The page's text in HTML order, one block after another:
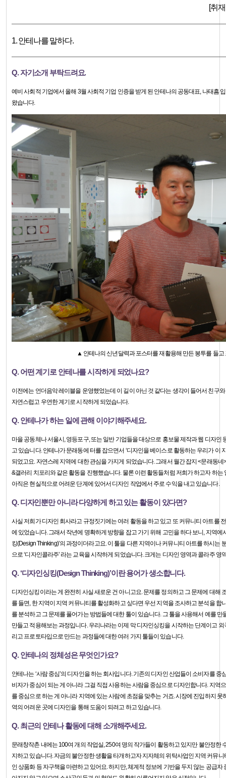
[취
1. 안테나를 말하다.
Q. 자기소개 부탁드려요.
예비 사회적 기업에서 올해 3월 사회적 기업 인증을 받게 된 안테나의 공동대표, 나태흠
왔습니다.
▲ 안테나의 신년달력과 포스터를 재활용해 만든 봉투를 들
Q. 어떤 계기로 안테나를 시작하게 되었나요?
이전에는 언더음악 레이블을 운영했었는데 이 길이 아닌 것 같다는 생각이 들어서 친구와
자연스럽고 우연한 계기로 시작하게 되었습니다.
Q. 안테나가 하는 일에 관해 이야기해주세요.
마을 공동체나 서울시, 영등포구, 또는 일반 기업들을 대상으로 홍보물 제작과 웹 디자인
고 있습니다. 안테나가 문래동에 터를 잡으면서 ‘디자인을 베이스로 활동하는 우리가 이
되었고요. 자연스레 지역에 대한 관심을 가지게 되었습니다. 그래서 월간 잡지 <문래동
&갤러리 치포리와 같은 활동을 진행했습니다. 물론 이런 활동들처럼 저희가 하고자 하는
아직은 현실적으로 어려운 단계에 있어서 디자인 작업에서 주로 수익을 내고 있습니다.
Q. 디자인뿐만 아니라 다양하게 하고 있는 활동이 있다면?
사실 저희가 디자인 회사라고 규정짓기에는 여러 활동을 하고 있고 또 커뮤니티 아트를
에 있었습니다. 그래서 작년에 명확하게 방향을 잡고 가기 위해 고민을 하다 보니, 지역에
킹(Design Thinking)’의 과정이더라고요. 이 툴을 다른 지역이나 커뮤니티 아트를 하시는
으로 ‘디자인콜라주’ 라는 교육을 시작하게 되었습니다. 크게는 디자인 영역과 콜라주 영
Q. ‘디자인싱킹(Design Thinking)’이란 용어가 생소합니다.
디자인싱킹이라는 게 완전히 사실 새로운 건 아니고요. 문제를 정의하고 그 문제에 대해
를 들면, 한 지역이 지역 커뮤니티를 활성화하고 싶다면 우선 지역을 조사하고 분석을 합
를 분석하고 그 문제를 풀어가는 방법들에 대한 툴이 있습니다. 그 툴을 사용해서 예를
만들고 적용해보는 과정입니다. 우리나라는 이제 막 디자인싱킹을 시작하는 단계이고
리고 프로토타입으로 만드는 과정들에 대한 여러 가지 툴들이 있습니다.
Q. 안테나의 정체성은 무엇인가요?
안테나는 ‘사람 중심’의 디자인을 하는 회사입니다. 기존의 디자인 산업들이 소비자를
비자가 중심이 되는 게 아니라 그걸 직접 사용하는 사람을 중심으로 디자인합니다. 지역
를 중심으로 하는 게 아니라 지역에 있는 사람에 초점을 맞추는 거죠. 시장에 진입하지 못
역의 어려운 곳에 디자인을 통해 도움이 되려고 하고 있습니다.
Q. 최근의 안테나 활동에 대해 소개해주세요.
문래창작촌 내에는 100여 개의 작업실, 250여 명의 작가들이 활동하고 있지만 불안정한
지하고 있습니다. 자금의 불안정한 생활을 타개하고자 지자체의 위탁사업인 지역 커뮤
인 상품화 등 자구책을 마련하고 있어요. 하지만, 체계적 정보에 기반을 두지 않는 공급